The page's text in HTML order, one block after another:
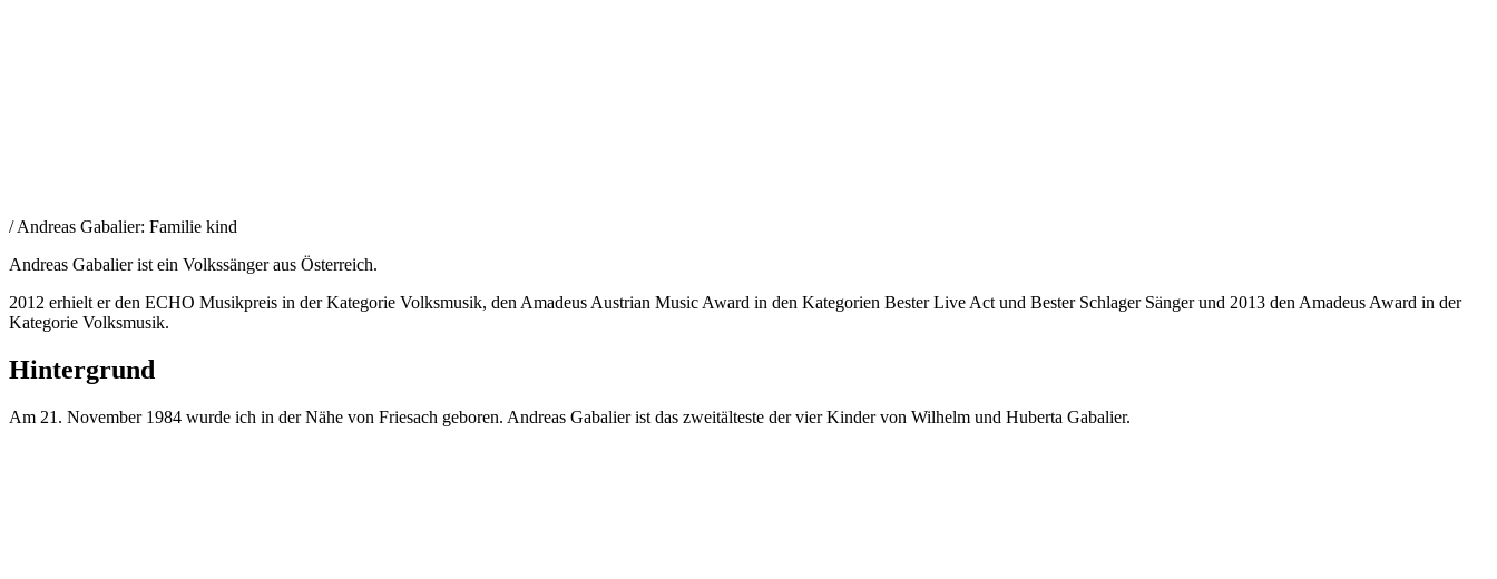
/ Andreas Gabalier: Familie kind
Andreas Gabalier ist ein Volkssänger aus Österreich.
2012 erhielt er den ECHO Musikpreis in der Kategorie Volksmusik, den Amadeus Austrian Music Award in den Kategorien Bester Live Act und Bester Schlager Sänger und 2013 den Amadeus Award in der
Kategorie Volksmusik.
Hintergrund
Am 21. November 1984 wurde ich in der Nähe von Friesach geboren. Andreas Gabalier ist das zweitälteste der vier Kinder von Wilhelm und Huberta Gabalier.